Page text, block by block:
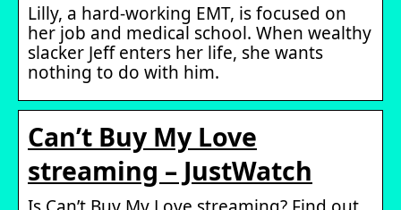
Lilly, a hard-working EMT, is focused on
her job and medical school. When wealthy
slacker Jeff enters her life, she wants
nothing to do with him.
Can’t Buy My Love
streaming – JustWatch